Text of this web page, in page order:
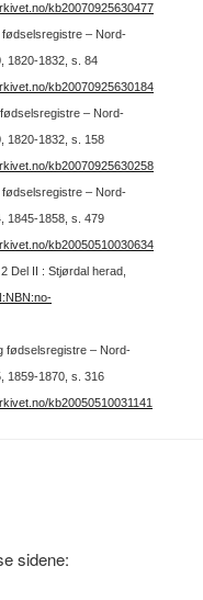
kb20070925630477
fødselsregistre – Nord-
1820-1832, s. 84
kb20070925630184
– Nord-
1820-1832, s. 158
kb20070925630258
fødselsregistre – Nord-
1845-1858, s. 479
kb20050510030634
Del II : Stjørdal herad,
fødselsregistre – Nord-
1859-1870, s. 316
kb20050510031141
sidene: